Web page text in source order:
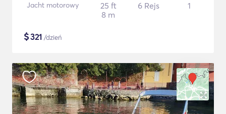
Jacht motorowy
25 ft
8 m
6 Rejs 1
$321 /dzień